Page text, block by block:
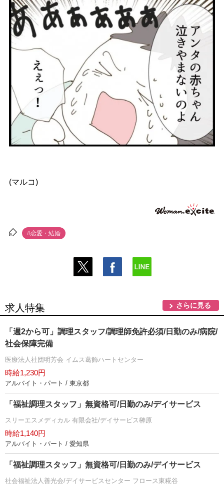
(マルコ)
#恋愛・結婚
求人特集 さらに見る
「週2から可」調理スタッフ/調理師免許必須/日勤のみ/病院/
社会保障完備
医療法人社団明芳会 イムス葛飾ハートセンター
時給1,230円
アルバイト・パート / 東京都
「福祉調理スタッフ」無資格可/日勤のみ/デイサービス
スリーエスメディカル 有限会社/デイサービス榊原
時給1,140円
アルバイト・パート / 愛知県
「福祉調理スタッフ」無資格可/日勤のみ/デイサービス
社会福祉法人善光会/デイサービスセンター フロース東糀谷